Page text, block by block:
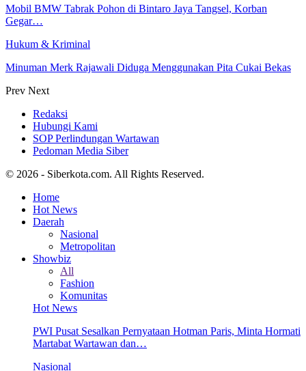
Mobil BMW Tabrak Pohon di Bintaro Jaya Tangsel, Korban
Gegar…
Hukum & Kriminal
Minuman Merk Rajawali Diduga Menggunakan Pita Cukai Bekas
Prev Next
Redaksi
Hubungi Kami
SOP Perlindungan Wartawan
Pedoman Media Siber
© 2026 - Siberkota.com. All Rights Reserved.
Home
Hot News
Daerah
Nasional
Metropolitan
Showbiz
All
Fashion
Komunitas
Hot News
PWI Pusat Sesalkan Pernyataan Hotman Paris, Minta Hormati
Martabat Wartawan dan…
Nasional